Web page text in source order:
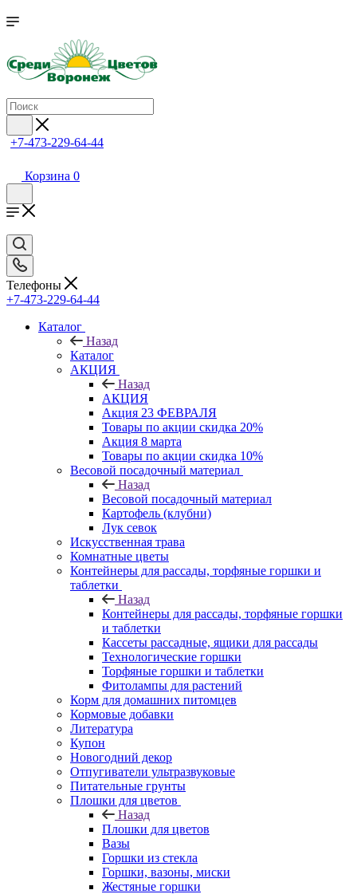
+7-473-229-64-44
Корзина 0
Телефоны
+7-473-229-64-44
Каталог
Назад
Каталог
АКЦИЯ
Назад
АКЦИЯ
Акция 23 ФЕВРАЛЯ
Товары по акции скидка 20%
Акция 8 марта
Товары по акции скидка 10%
Весовой посадочный материал
Назад
Весовой посадочный материал
Картофель (клубни)
Лук севок
Искусственная трава
Комнатные цветы
Контейнеры для рассады, торфяные горшки и
таблетки
Назад
Контейнеры для рассады, торфяные горшки
и таблетки
Кассеты рассадные, ящики для рассады
Технологические горшки
Торфяные горшки и таблетки
Фитолампы для растений
Корм для домашних питомцев
Кормовые добавки
Литература
Купон
Новогодний декор
Отпугиватели ультразвуковые
Питательные грунты
Плошки для цветов
Назад
Плошки для цветов
Вазы
Горшки из стекла
Горшки, вазоны, миски
Жестяные горшки